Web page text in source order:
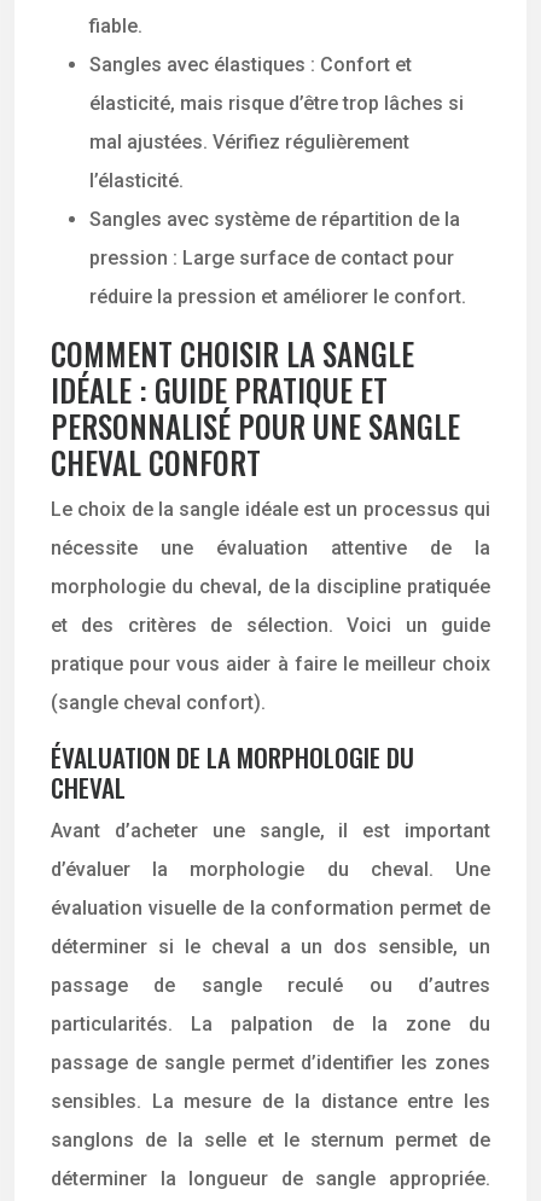
fiable.
Sangles avec élastiques : Confort et
élasticité, mais risque d’être trop lâches si
mal ajustées. Vérifiez régulièrement
l’élasticité.
Sangles avec système de répartition de la
pression : Large surface de contact pour
réduire la pression et améliorer le confort.
COMMENT CHOISIR LA SANGLE
IDÉALE : GUIDE PRATIQUE ET
PERSONNALISÉ POUR UNE SANGLE
CHEVAL CONFORT
Le choix de la sangle idéale est un processus qui
nécessite une évaluation attentive de la
morphologie du cheval, de la discipline pratiquée
et des critères de sélection. Voici un guide
pratique pour vous aider à faire le meilleur choix
(sangle cheval confort).
ÉVALUATION DE LA MORPHOLOGIE DU
CHEVAL
Avant d’acheter une sangle, il est important
d’évaluer la morphologie du cheval. Une
évaluation visuelle de la conformation permet de
déterminer si le cheval a un dos sensible, un
passage de sangle reculé ou d’autres
particularités. La palpation de la zone du
passage de sangle permet d’identifier les zones
sensibles. La mesure de la distance entre les
sanglons de la selle et le sternum permet de
déterminer la longueur de sangle appropriée.